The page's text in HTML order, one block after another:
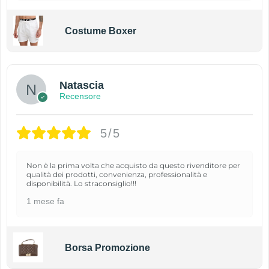
Costume Boxer
Natascia
Recensore
5/5
Non è la prima volta che acquisto da questo rivenditore per
qualità dei prodotti, convenienza, professionalità e
disponibilità. Lo straconsiglio!!!
1 mese fa
Borsa Promozione